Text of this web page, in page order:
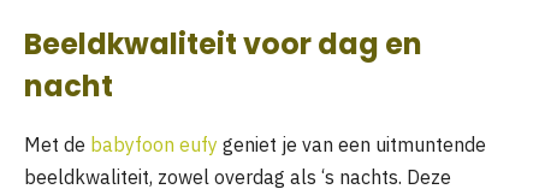
Beeldkwaliteit voor dag en
nacht
Met de babyfoon eufy geniet je van een uitmuntende
beeldkwaliteit, zowel overdag als ‘s nachts. Deze